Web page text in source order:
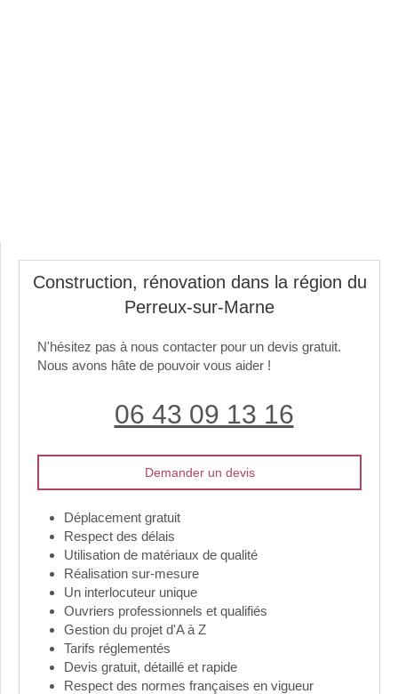
Construction, rénovation dans la région du
Perreux-sur-Marne
N'hésitez pas à nous contacter pour un devis gratuit.
Nous avons hâte de pouvoir vous aider !
06 43 09 13 16
Demander un devis
Déplacement gratuit
Respect des délais
Utilisation de matériaux de qualité
Réalisation sur-mesure
Un interlocuteur unique
Ouvriers professionnels et qualifiés
Gestion du projet d'A à Z
Tarifs réglementés
Devis gratuit, détaillé et rapide
Respect des normes françaises en vigueur